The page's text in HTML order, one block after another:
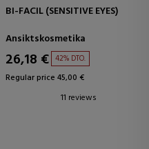
BI-FACIL (SENSITIVE EYES)
Ansiktskosmetika
26,18 € 42% DTO.
Regular price 45,00 €
11 reviews